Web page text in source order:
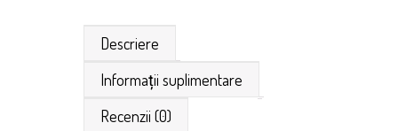
Descriere
Informații suplimentare
Recenzii (0)